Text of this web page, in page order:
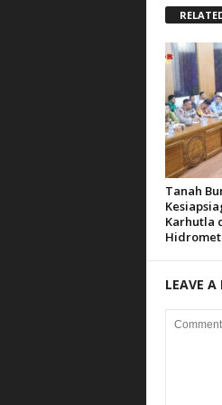
Tanah
Karhutla
LEAVE A